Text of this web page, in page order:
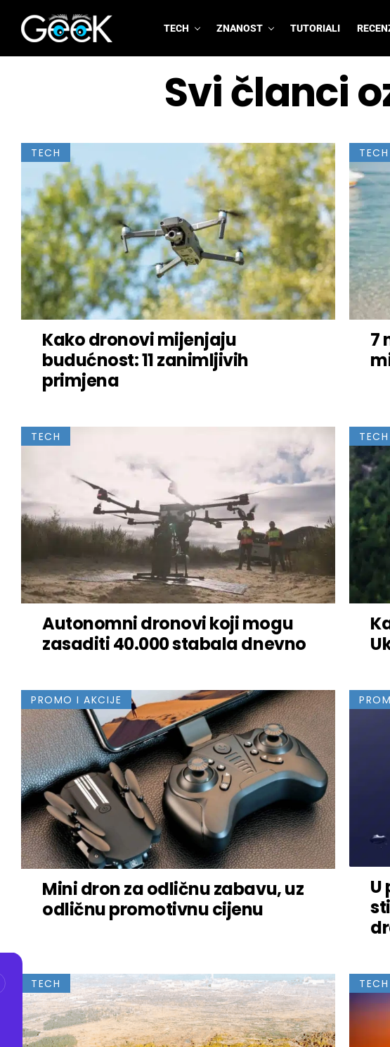
GeeK.hr
TECH ZNANOST TUTORIALI
Svi članci
TECH
Kako dronovi mijenjaju
budućnost: 11 zanimljivih
primjena
TECH
7
TECH
Autonomni dronovi koji mogu
zasaditi 40.000 stabala dnevno
TECH
PROMO I AKCIJE
Mini dron za odličnu zabavu, uz
odličnu promotivnu cijenu
U
TECH TECH